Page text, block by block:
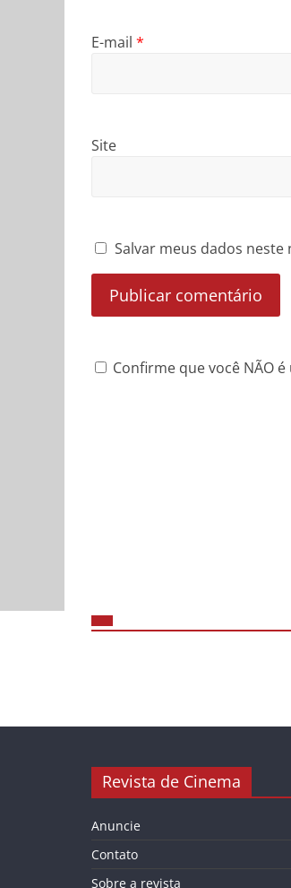
E-mail *
Site
Salvar meus dados
Confirme que você NÃO
Revista de Cinema
Anuncie
Contato
Sobre a revista